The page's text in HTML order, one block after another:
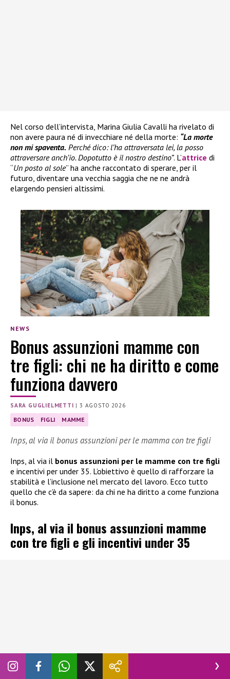
Nel corso dell’intervista, Marina Giulia Cavalli ha rivelato di
non avere paura né di invecchiare né della morte: “La morte
non mi spaventa. Perché dico: l’ha attraversata lei, la posso
attraversare anch’io. Dopotutto è il nostro destino”. L’attrice di
“Un posto al sole” ha anche raccontato di sperare, per il
futuro, diventare una vecchia saggia che ne ne andrà
elargendo pensieri altissimi.
NEWS
Bonus assunzioni mamme con
tre figli: chi ne ha diritto e come
funziona davvero
SARA GUGLIELMETTI |3 AGOSTO 2026
BONUS FIGLI MAMME
Inps, al via il bonus assunzioni per le mamma con tre figli
Inps, al via il bonus assunzioni per le mamme con tre figli
e incentivi per under 35. L’obiettivo è quello di rafforzare la
stabilità e l’inclusione nel mercato del lavoro. Ecco tutto
quello che c’è da sapere: da chi ne ha diritto a come funziona
il bonus.
Inps, al via il bonus assunzioni mamme
con tre figli e gli incentivi under 35